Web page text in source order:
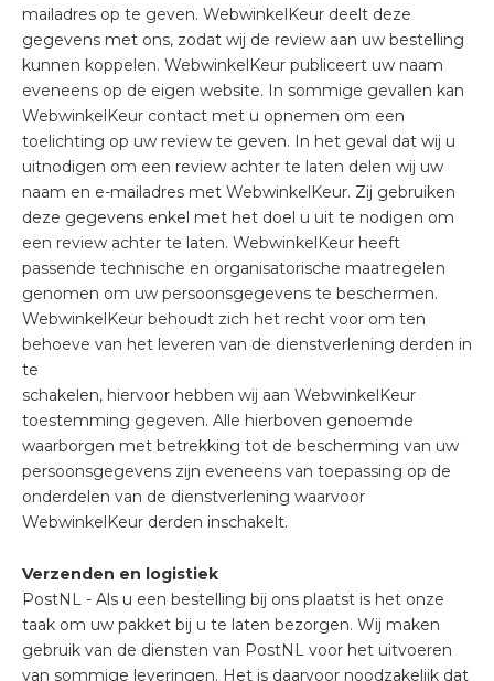
mailadres op te geven. WebwinkelKeur deelt deze
gegevens met ons, zodat wij de review aan uw bestelling
kunnen koppelen. WebwinkelKeur publiceert uw naam
eveneens op de eigen website. In sommige gevallen kan
WebwinkelKeur contact met u opnemen om een
toelichting op uw review te geven. In het geval dat wij u
uitnodigen om een review achter te laten delen wij uw
naam en e-mailadres met WebwinkelKeur. Zij gebruiken
deze gegevens enkel met het doel u uit te nodigen om
een review achter te laten. WebwinkelKeur heeft
passende technische en organisatorische maatregelen
genomen om uw persoonsgegevens te beschermen.
WebwinkelKeur behoudt zich het recht voor om ten
behoeve van het leveren van de dienstverlening derden in
te
schakelen, hiervoor hebben wij aan WebwinkelKeur
toestemming gegeven. Alle hierboven genoemde
waarborgen met betrekking tot de bescherming van uw
persoonsgegevens zijn eveneens van toepassing op de
onderdelen van de dienstverlening waarvoor
WebwinkelKeur derden inschakelt.
Verzenden en logistiek
PostNL - Als u een bestelling bij ons plaatst is het onze
taak om uw pakket bij u te laten bezorgen. Wij maken
gebruik van de diensten van PostNL voor het uitvoeren
van sommige leveringen. Het is daarvoor noodzakelijk dat